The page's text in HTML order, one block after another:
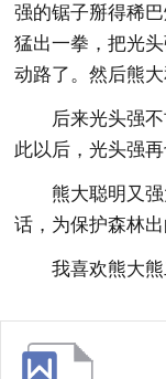
强的锯子掰得稀
猛出一拳，把光
动路了。然后熊
后来光头强
此以后，光头强
熊大聪明又
话，为保护森林出
我喜欢熊大